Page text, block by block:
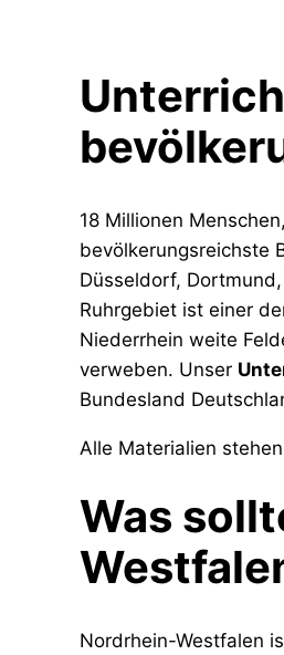
18 Millionen
bevölkerungsreichste
Düsseldorf,
Ruhrgebiet ist einer
Niederrhein weite
verweben. Unser
Bundesland
Alle Materialien
Was
Nordrhein-Westfalen